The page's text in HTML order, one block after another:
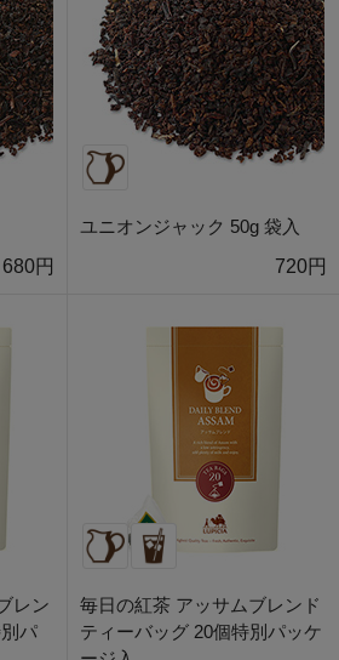
680円
ユニオンジャック 50g 袋入
720円
レン
パ
毎日の紅茶 アッサムブレンド
ティーバッグ 20個特別パッケ